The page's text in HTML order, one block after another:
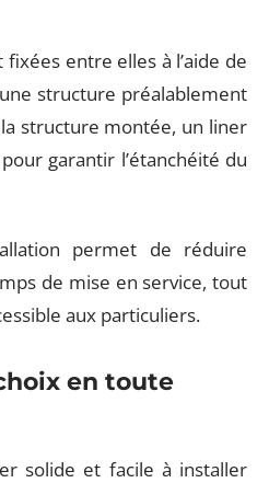
entre elles à l’aide de
structure préalablement
structure montée, un liner
garantir l’étanchéité du
permet de réduire
de mise en service, tout
aux particuliers.
en toute
solide et facile à installer